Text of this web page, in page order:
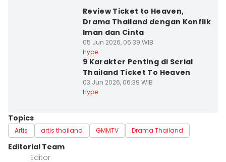
Review Ticket to Heaven,
Drama Thailand dengan Konflik
Iman dan Cinta
05 Jun 2026, 06:39 WIB
Hype
9 Karakter Penting di Serial
Thailand Ticket To Heaven
03 Jun 2026, 06:39 WIB
Hype
Topics
Artis artis thailand GMMTV Drama Thailand
Editorial Team
Editor